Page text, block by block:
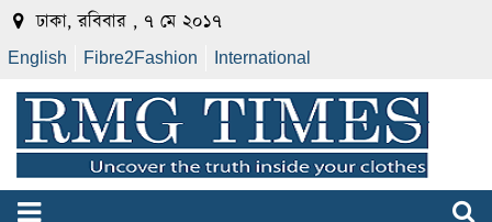
ঢাকা, রবিবার , ৭ মে ২০১৭
English Fibre2Fashion International